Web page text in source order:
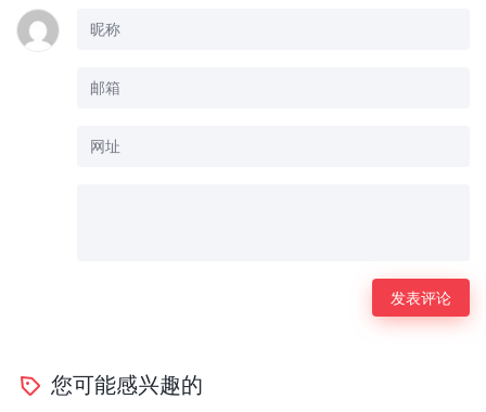
您可能感兴趣的